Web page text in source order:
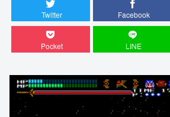
Twitter Facebook
Pocket LINE